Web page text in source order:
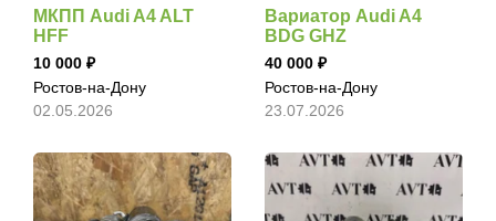
МКПП Audi A4 ALT
HFF
10 000
Ростов-на-Дону
02.05.2026
Вариатор Audi A4
BDG GHZ
40 000
Ростов-на-Дону
23.07.2026